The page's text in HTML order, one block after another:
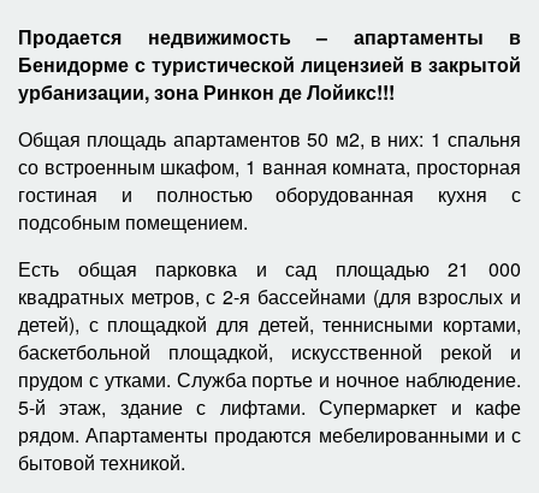
Продается недвижимость – апартаменты в
Бенидорме с туристической лицензией в закрытой
урбанизации, зона Ринкон де Лойикс!!!
Общая площадь апартаментов 50 м2, в них: 1 спальня
со встроенным шкафом, 1 ванная комната, просторная
гостиная и полностью оборудованная кухня с
подсобным помещением.
Есть общая парковка и сад площадью 21 000
квадратных метров, с 2-я бассейнами (для взрослых и
детей), с площадкой для детей, теннисными кортами,
баскетбольной площадкой, искусственной рекой и
прудом с утками. Служба портье и ночное наблюдение.
5-й этаж, здание с лифтами. Супермаркет и кафе
рядом. Апартаменты продаются мебелированными и с
бытовой техникой.